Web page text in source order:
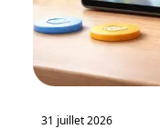
31 juillet 2026